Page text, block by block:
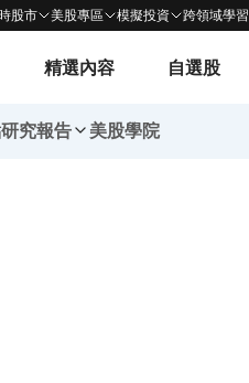
股市 美股專區 模擬投資 跨領域學習
精選內容 自選股
研究報告 美股學院